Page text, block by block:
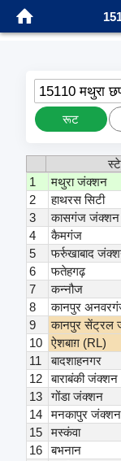
15110 मथुरा
रूट
1
मथुरा जंक्शन
2
हाथरस सिटी
3
कासगंज जंक्शन
4
कैमगंज
5
फर्रुखाबाद
6
फतेहगढ़
7
कन्नौज
8
कानपुर
9
कानपुर सेंट्रल
10
ऐशबाग़ (RL)
11
बादशाहनगर
12
बाराबंकी जंक्शन
13
गोंडा जंक्शन
14
मनकापुर जंक्शन
15
मस्कंवा
16
बभनान